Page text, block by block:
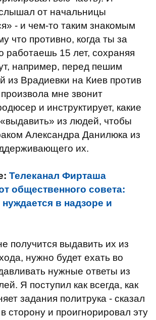
от начальницы
- и чем-то таким знакомым
что противно, когда ты за
работаешь 15 лет, сохраняя
например, перед пешим
из Врадиевки на Киев против
мне звонит
и инструктирует, какие
из людей, чтобы
Александра Данилюка из
их.
Телеканал Фирташа
общественного совета:
в надзоре и
получится выдавить их из
нужно будет ехать во
нужные ответы из
Я поступил как всегда, как
задания политрука - сказал
сторону и проигнорировал эту